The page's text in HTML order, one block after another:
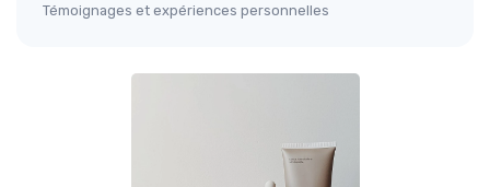
Témoignages et expériences personnelles